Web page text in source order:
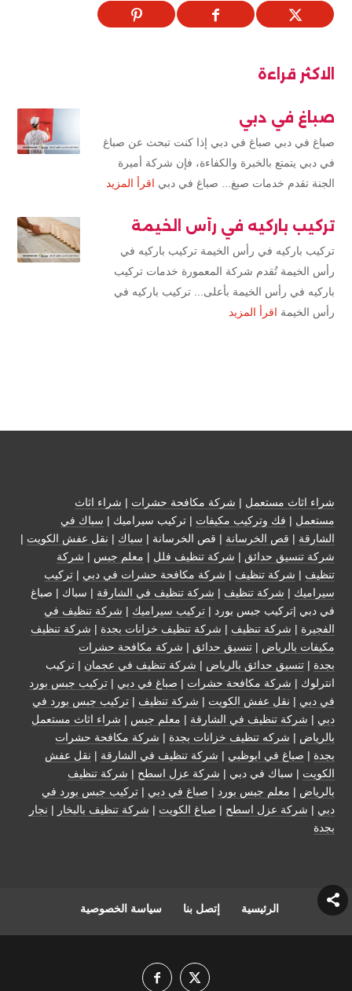
الاكثر قراءة
صباغ في دبي
صباغ في دبي صباغ في دبي إذا كنت تبحث عن صباغ
في دبي يتمتع بالخبرة والكفاءة، فإن شركة أميرة
الجنة تقدم خدمات صبغ... صباغ في دبي اقرأ المزيد
تركيب باركيه في رأس الخيمة
تركيب باركيه في رأس الخيمة تركيب باركيه في
رأس الخيمة تُقدم شركة المعمورة خدمات تركيب
باركيه في رأس الخيمة بأعلى... تركيب باركيه في
رأس الخيمة اقرأ المزيد
شراء اثاث مستعمل | شركة مكافحة حشرات | شراء اثاث
مستعمل | فك وتركيب مكيفات | تركيب سيراميك | سباك في
الشارقة | قص الخرسانة | قص الخرسانة | سباك | نقل عفش الكويت |
شركة تنسيق حدائق | شركة تنظيف فلل | معلم جبس | شركة
تنظيف | شركة تنظيف | شركة مكافحة حشرات في دبي | تركيب
سيراميك | شركة تنظيف | شركة تنظيف في الشارقة | سباك | صباغ
في دبي |تركيب جبس بورد | تركيب سيراميك | شركة تنظيف في
الفجيرة | شركة تنظيف | شركة تنظيف خزانات بجدة | شركة تنظيف
مكيفات بالرياض | تنسيق حدائق | شركة مكافحة حشرات
بجدة | تنسيق حدائق بالرياض | شركة تنظيف في عجمان | تركيب
انترلوك | شركة مكافحة حشرات | صباغ في دبي | تركيب جبس بورد
في دبي | نقل عفش الكويت | شركة تنظيف | تركيب جبس بورد في
دبي | شركة تنظيف في الشارقة | معلم جبس | شراء اثاث مستعمل
بالرياض | شركه تنظيف خزانات بجدة | شركة مكافحة حشرات
بجدة | صباغ في ابوظبي | شركة تنظيف في الشارقة | نقل عفش
الكويت | سباك في دبي | شركة عزل اسطح | شركة تنظيف
بالرياض | معلم جبس بورد | صباغ في دبي | تركيب جبس بورد في
دبي | شركة عزل اسطح | صباغ الكويت | شركة تنظيف بالبخار | نجار
بجدة
الرئيسية إتصل بنا سياسة الخصوصية